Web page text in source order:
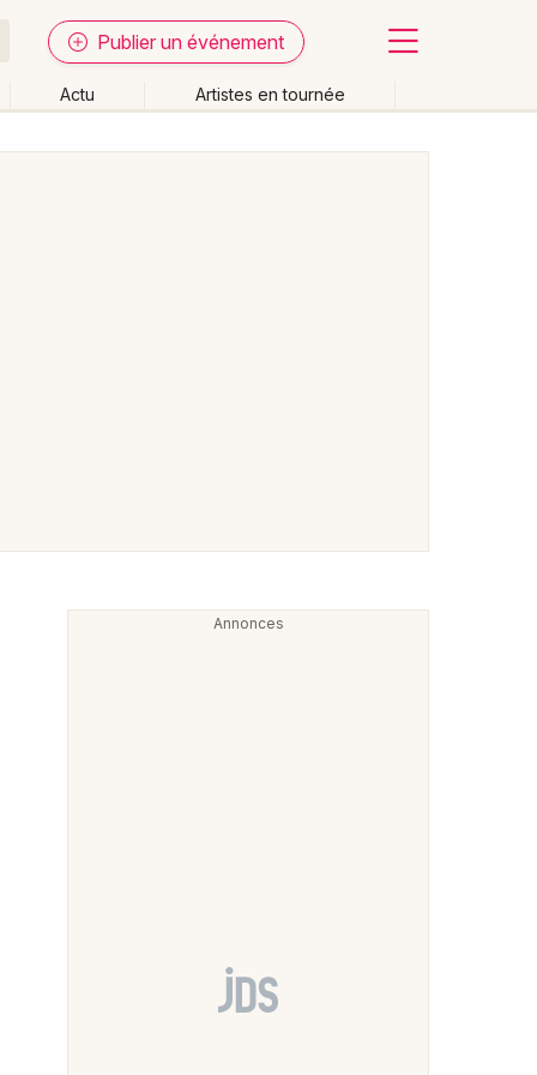
Publier un événement
Actu Artistes en tournée